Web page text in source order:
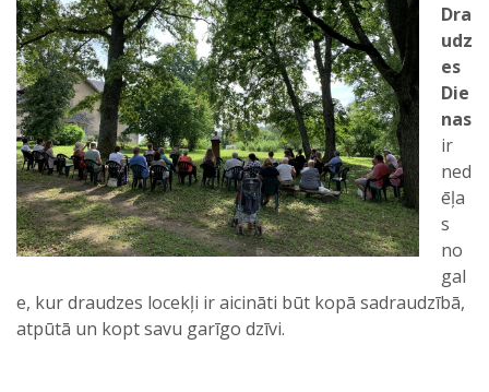
Dra
udz
es
Die
nas
ir
ned
ēļa
s
no
gal
e, kur draudzes locekļi ir aicināti būt kopā sadraudzībā,
atpūtā un kopt savu garīgo dzīvi.